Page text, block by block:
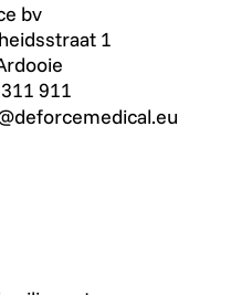
bv
1
911